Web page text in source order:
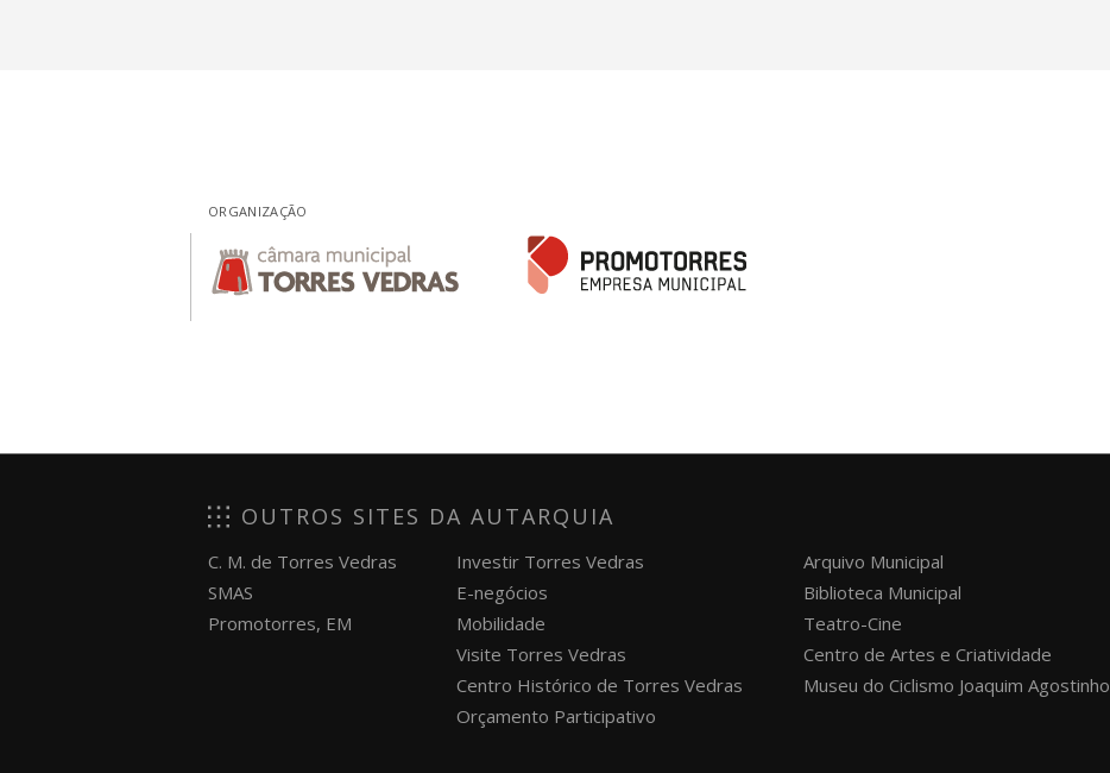
ORGANIZAÇÃO
OUTROS SITES DA AUTARQUIA
C. M. de Torres Vedras
SMAS
Promotorres, EM
Investir Torres Vedras
E-negócios
Mobilidade
Visite Torres Vedras
Centro Histórico de Torres Vedras
Orçamento Participativo
Arquivo Municipal
Biblioteca Municipal
Teatro-Cine
Centro de Artes e Criatividade
Museu do Ciclismo Joaquim Agostinho